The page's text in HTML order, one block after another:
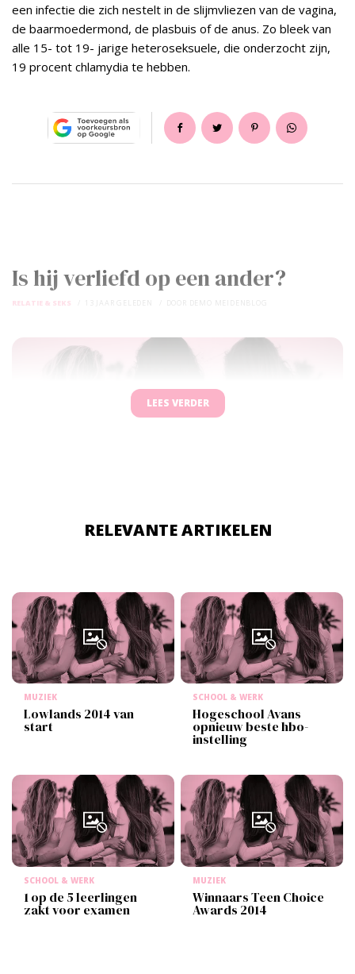
een infectie die zich nestelt in de slijmvliezen van de vagina,
de baarmoedermond, de plasbuis of de anus. Zo bleek van
alle 15- tot 19- jarige heteroseksuele, die onderzocht zijn,
19 procent chlamydia te hebben.
Is hij verliefd op een ander?
RELATIE & SEKS
LEES VERDER
RELEVANTE ARTIKELEN
MUZIEK
Lowlands 2014 van
start
SCHOOL & WERK
Hogeschool Avans
opnieuw beste hbo-
instelling
SCHOOL & WERK
1 op de 5 leerlingen
zakt voor examen
MUZIEK
Winnaars Teen Choice
Awards 2014